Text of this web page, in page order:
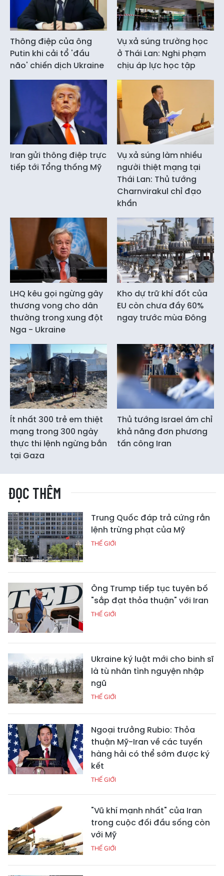
Thông điệp của ông
Putin khi cải tổ 'đầu
não' chiến dịch Ukraine
Vụ xả súng trường học
ở Thái Lan: Nghi phạm
chịu áp lực học tập
Iran gửi thông điệp trực
tiếp tới Tổng thống Mỹ
Vụ xả súng làm nhiều
người thiệt mạng tại
Thái Lan: Thủ tướng
Charnvirakul chỉ đạo
khẩn
LHQ kêu gọi ngừng gây
thương vong cho dân
thường trong xung đột
Nga - Ukraine
Kho dự trữ khí đốt của
EU còn chưa đầy 60%
ngay trước mùa Đông
Ít nhất 300 trẻ em thiệt
mạng trong 300 ngày
thực thi lệnh ngừng bắn
tại Gaza
Thủ tướng Israel ám chỉ
khả năng đơn phương
tấn công Iran
ĐỌC THÊM
Trung Quốc đáp trả cứng rắn
lệnh trừng phạt của Mỹ
THẾ GIỚI
Ông Trump tiếp tục tuyên bố
"sắp đạt thỏa thuận" với Iran
THẾ GIỚI
Ukraine ký luật mới cho binh sĩ
là tù nhân tình nguyện nhập
ngũ
THẾ GIỚI
Ngoại trưởng Rubio: Thỏa
thuận Mỹ-Iran về các tuyến
hàng hải có thể sớm được ký
kết
THẾ GIỚI
"Vũ khí mạnh nhất" của Iran
trong cuộc đối đầu sống còn
với Mỹ
THẾ GIỚI